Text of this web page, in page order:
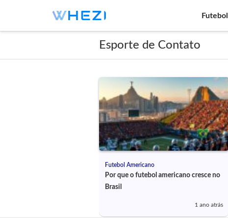
Futebol
Esporte de Contato
Futebol Americano
Por que o futebol americano cresce no
Brasil
1 ano atrás